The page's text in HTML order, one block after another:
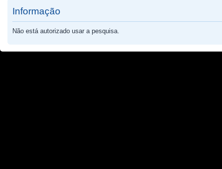
Informação
Não está autorizado usar a pesquisa.